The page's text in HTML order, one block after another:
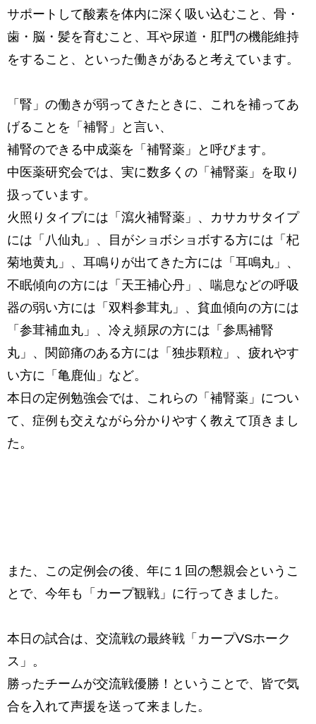
サポートして酸素を体内に深く吸い込むこと、骨・
歯・脳・髪を育むこと、耳や尿道・肛門の機能維持
をすること、といった働きがあると考えています。
「腎」の働きが弱ってきたときに、これを補ってあ
げることを「補腎」と言い、
補腎のできる中成薬を「補腎薬」と呼びます。
中医薬研究会では、実に数多くの「補腎薬」を取り
扱っています。
火照りタイプには「瀉火補腎薬」、カサカサタイプ
には「八仙丸」、目がショボショボする方には「杞
菊地黄丸」、耳鳴りが出てきた方には「耳鳴丸」、
不眠傾向の方には「天王補心丹」、喘息などの呼吸
器の弱い方には「双料参茸丸」、貧血傾向の方には
「参茸補血丸」、冷え頻尿の方には「参馬補腎
丸」、関節痛のある方には「独歩顆粒」、疲れやす
い方に「亀鹿仙」など。
本日の定例勉強会では、これらの「補腎薬」につい
て、症例も交えながら分かりやすく教えて頂きまし
た。
また、この定例会の後、年に１回の懇親会というこ
とで、今年も「カープ観戦」に行ってきました。
本日の試合は、交流戦の最終戦「カープVSホーク
ス」。
勝ったチームが交流戦優勝！ということで、皆で気
合を入れて声援を送って来ました。